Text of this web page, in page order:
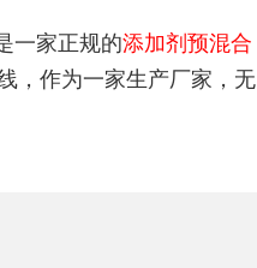
一家正规的添加剂预混合
，作为一家生产厂家，无